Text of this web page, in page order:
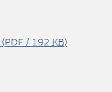
(PDF / 192 KB)